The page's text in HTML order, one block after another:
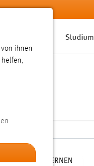
Studium
FILTER ENTFERNEN
ihnen